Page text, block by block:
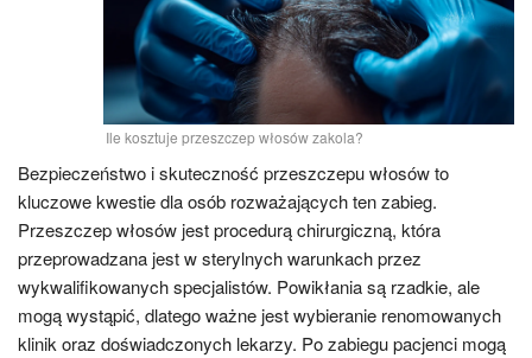
Ile kosztuje przeszczep włosów zakola?
Bezpieczeństwo i skuteczność przeszczepu włosów to
kluczowe kwestie dla osób rozważających ten zabieg.
Przeszczep włosów jest procedurą chirurgiczną, która
przeprowadzana jest w sterylnych warunkach przez
wykwalifikowanych specjalistów. Powikłania są rzadkie, ale
mogą wystąpić, dlatego ważne jest wybieranie renomowanych
klinik oraz doświadczonych lekarzy. Po zabiegu pacjenci mogą